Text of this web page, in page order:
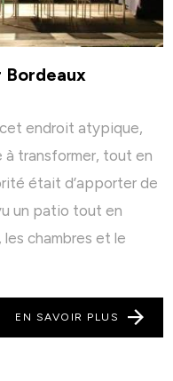
Bordeaux
endroit atypique,
à transformer, tout en
était d’apporter de
un patio tout en
chambres et le
EN SAVOIR PLUS